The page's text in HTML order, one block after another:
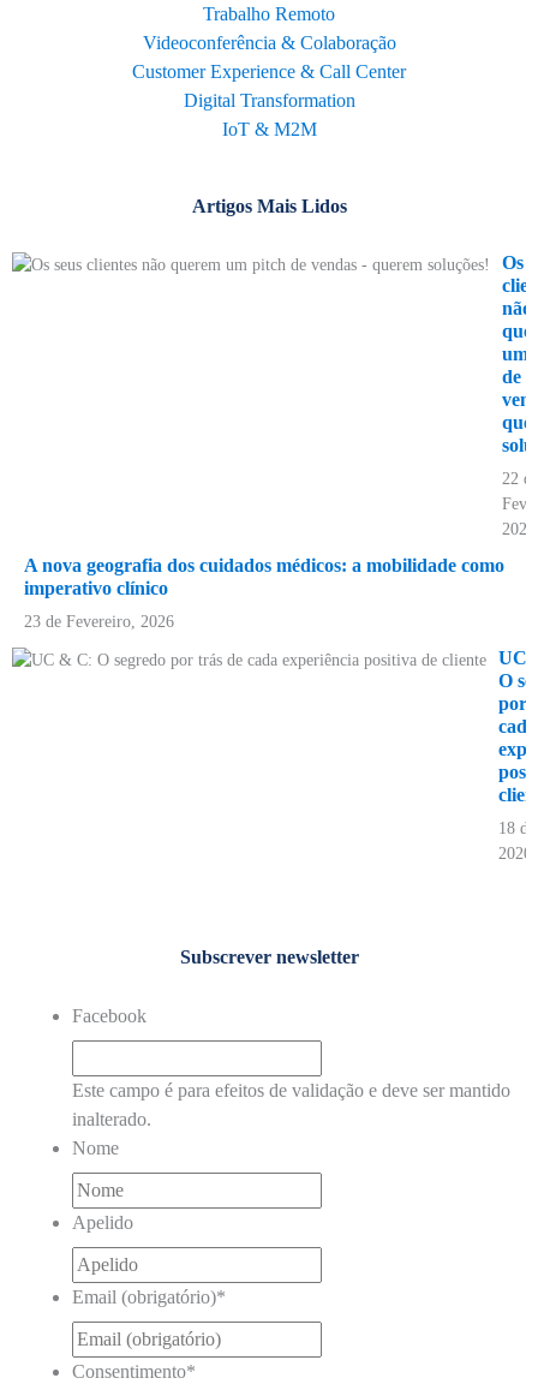
Trabalho Remoto
Videoconferência & Colaboração
Customer Experience & Call Center
Digital Transformation
IoT & M2M
Artigos Mais Lidos
Os
não
um
de
22 de
2021
A nova geografia dos cuidados médicos: a mobilidade como
imperativo clínico
23 de Fevereiro, 2026
UC
O
por
cada
18
2020
Subscrever newsletter
Facebook
Este campo é para efeitos de validação e deve ser mantido
inalterado.
Nome
Apelido
Email (obrigatório)*
Consentimento*